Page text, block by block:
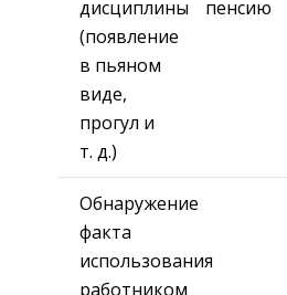
дисциплины
(появление
в пьяном
виде,
прогул и
т. д.)
пенсию
Обнаружение
факта
использования
работником